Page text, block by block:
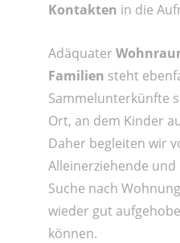
Kontakten in die
Adäquater
Familien steht
Sammelunterkünfte
Ort, an dem Kinder
Daher begleiten wir
Alleinerziehende und
Suche nach
wieder gut
können.